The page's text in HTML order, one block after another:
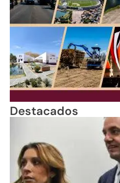
Destacados